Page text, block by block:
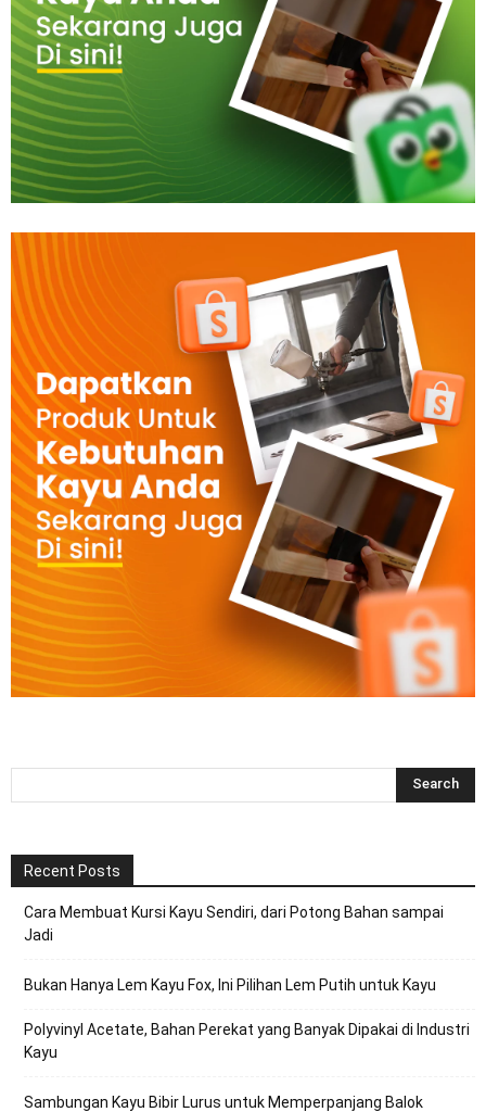
Recent Posts
Cara Membuat Kursi Kayu Sendiri, dari Potong Bahan sampai
Jadi
Bukan Hanya Lem Kayu Fox, Ini Pilihan Lem Putih untuk Kayu
Polyvinyl Acetate, Bahan Perekat yang Banyak Dipakai di Industri
Kayu
Sambungan Kayu Bibir Lurus untuk Memperpanjang Balok